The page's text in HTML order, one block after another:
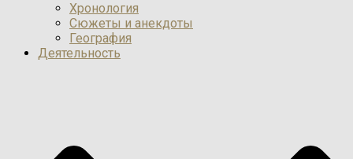
Хронология
Сюжеты и анекдоты
География
Деятельность